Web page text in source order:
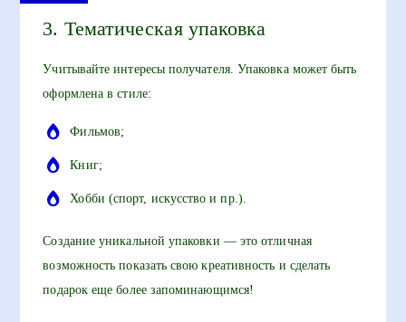
3. Тематическая упаковка
Учитывайте интересы получателя. Упаковка может быть
оформлена в стиле:
Фильмов;
Книг;
Хобби (спорт, искусство и пр.).
Создание уникальной упаковки — это отличная
возможность показать свою креативность и сделать
подарок еще более запоминающимся!